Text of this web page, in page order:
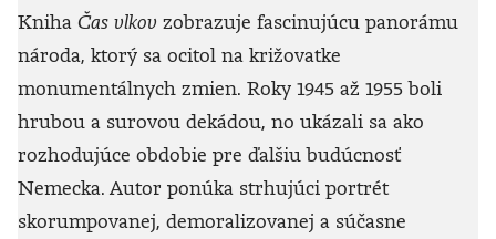
Kniha Čas vlkov zobrazuje fascinujúcu panorámu
národa, ktorý sa ocitol na križovatke
monumentálnych zmien. Roky 1945 až 1955 boli
hrubou a surovou dekádou, no ukázali sa ako
rozhodujúce obdobie pre ďalšiu budúcnosť
Nemecka. Autor ponúka strhujúci portrét
skorumpovanej, demoralizovanej a súčasne